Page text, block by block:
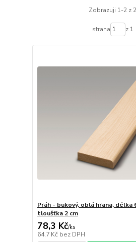
Zobrazuji 1-2 z 2
strana z 1
Práh - bukový, oblá hrana, délka
tloušťka 2 cm
78,3 Kč/ks
64,7 Kč bez DPH